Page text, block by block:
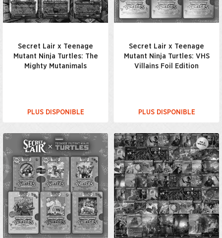
Secret Lair x Teenage
Mutant Ninja Turtles: The
Mighty Mutanimals
PLUS DISPONIBLE
Secret Lair x Teenage
Mutant Ninja Turtles: VHS
Villains Foil Edition
PLUS DISPONIBLE